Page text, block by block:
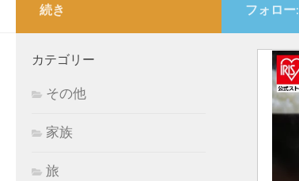
フォロー:
続き
カテゴリー
その他
家族
旅